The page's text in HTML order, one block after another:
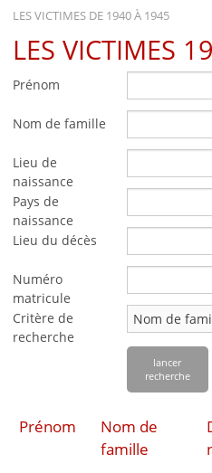
LES VICTIMES DE 1940 À 1945
ACCUEIL
ACTUALITÉS
EXPOSITIONS
HISTORIQUE
FORMATION
RECHERCHE
SERVICE
LES VICTIMES
Prénom
Nom de famille
Lieu de
naissance
Pays de
naissance
Lieu du décès
Numéro
matricule
Critère de
recherche
lancer
recherche
Prénom
Nom de
famille